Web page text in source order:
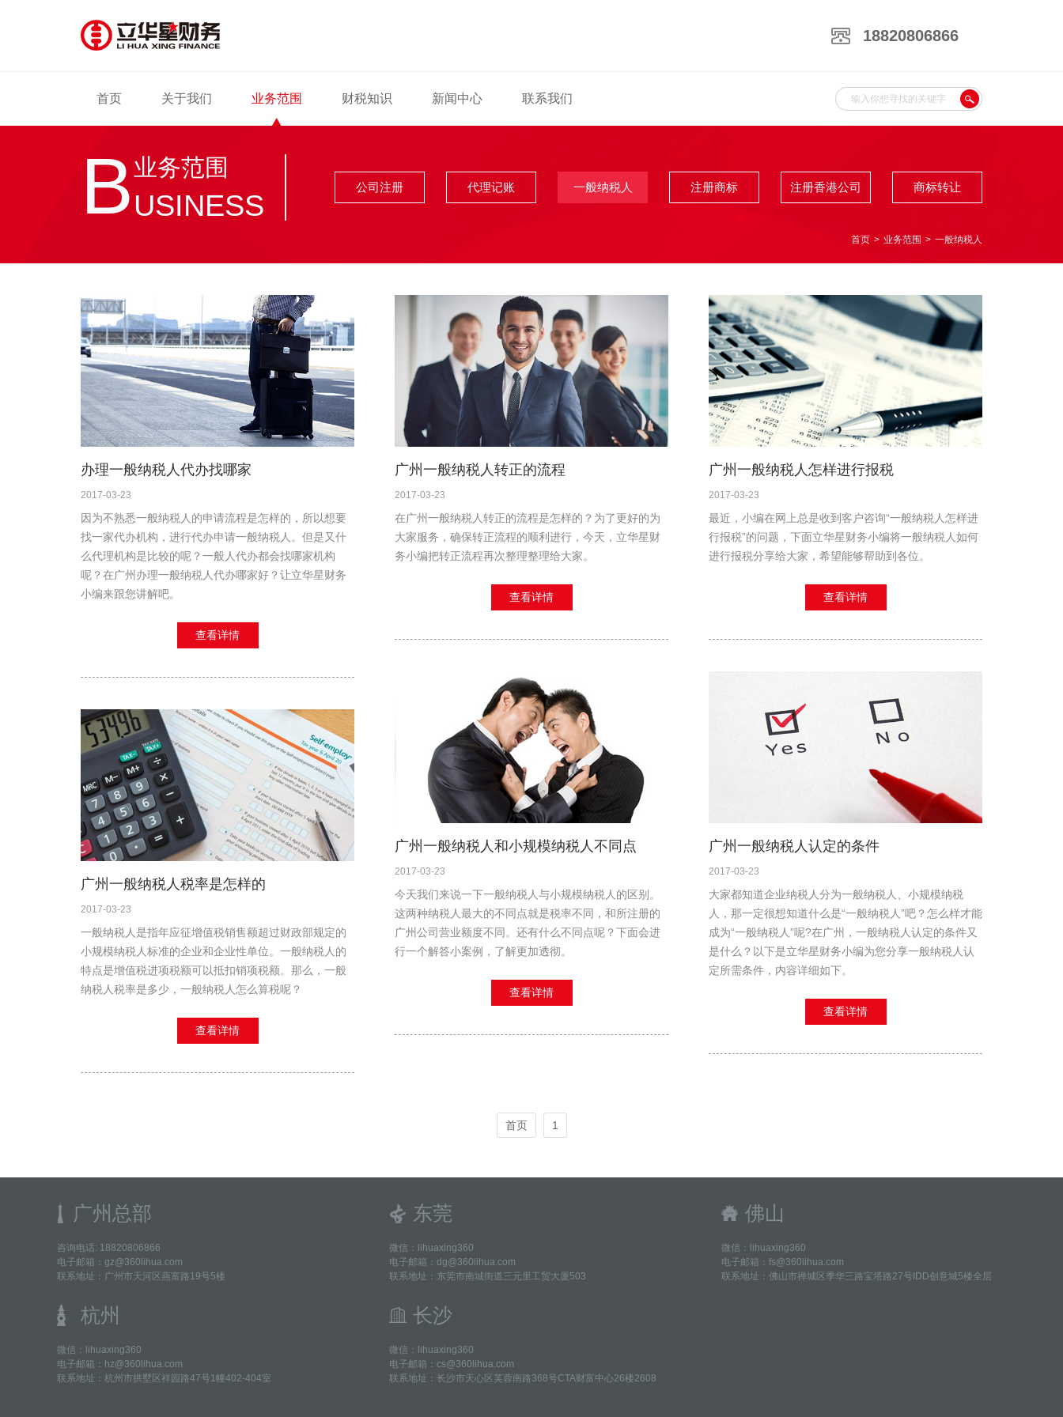
18820806866
首页 关于我们 业务范围 财税知识 新闻中心 联系我们
B业务范围
USINESS
公司注册 代理记账 一般纳税人 注册商标 注册香港公司 商标转让
首页 > 业务范围 > 一般纳税人
办理一般纳税人代办找哪家
2017-03-23
因为不熟悉一般纳税人的申请流程是怎样的，所以想要
找一家代办机构，进行代办申请一般纳税人。但是又什
么代理机构是比较的呢？一般人代办都会找哪家机构
呢？在广州办理一般纳税人代办哪家好？让立华星财务
小编来跟您讲解吧。
查看详情
广州一般纳税人转正的流程
2017-03-23
在广州一般纳税人转正的流程是怎样的？为了更好的为
大家服务，确保转正流程的顺利进行，今天，立华星财
务小编把转正流程再次整理整理给大家。
查看详情
广州一般纳税人怎样进行报税
2017-03-23
最近，小编在网上总是收到客户咨询“一般纳税人怎样进
行报税”的问题，下面立华星财务小编将一般纳税人如何
进行报税分享给大家，希望能够帮助到各位。
查看详情
广州一般纳税人和小规模纳税人不同点
2017-03-23
今天我们来说一下一般纳税人与小规模纳税人的区别。
这两种纳税人最大的不同点就是税率不同，和所注册的
广州公司营业额度不同。还有什么不同点呢？下面会进
行一个解答小案例，了解更加透彻。
查看详情
广州一般纳税人认定的条件
2017-03-23
大家都知道企业纳税人分为一般纳税人、小规模纳税
人，那一定很想知道什么是“一般纳税人”吧？怎么样才能
成为“一般纳税人”呢?在广州，一般纳税人认定的条件又
是什么？以下是立华星财务小编为您分享一般纳税人认
定所需条件，内容详细如下。
查看详情
广州一般纳税人税率是怎样的
2017-03-23
一般纳税人是指年应征增值税销售额超过财政部规定的
小规模纳税人标准的企业和企业性单位。一般纳税人的
特点是增值税进项税额可以抵扣销项税额。那么，一般
纳税人税率是多少，一般纳税人怎么算税呢？
查看详情
首页 1
广州总部
咨询电话: 18820806866
电子邮箱：gz@360lihua.com
联系地址：广州市天河区燕富路19号5楼
东莞
微信：lihuaxing360
电子邮箱：dg@360lihua.com
联系地址：东莞市南城街道三元里工贸大厦503
佛山
微信：lihuaxing360
电子邮箱：fs@360lihua.com
联系地址：佛山市禅城区季华三路宝塔路27号IDD创意城5楼全层
杭州
微信：lihuaxing360
电子邮箱：hz@360lihua.com
联系地址：杭州市拱墅区祥园路47号1幢402-404室
长沙
微信：lihuaxing360
电子邮箱：cs@360lihua.com
联系地址：长沙市天心区芙蓉南路368号CTA财富中心26楼2608